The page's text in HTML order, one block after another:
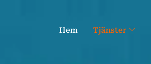
Hem Tjänster